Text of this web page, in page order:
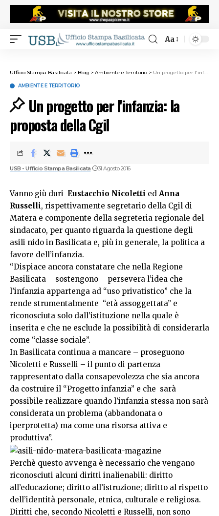
Aa
Ufficio Stampa Basilicata > Blog > Ambiente e Territorio > Un progetto per l'infanzia: la proposta della Cgil
AMBIENTE E TERRITORIO
Un progetto per l'infanzia: la
proposta della Cgil
USB - Ufficio Stampa Basilicata 31 Agosto 2016
Vanno giù duri Eustacchio Nicoletti ed Anna
Russelli, rispettivamente segretario della Cgil di
Matera e componente della segreteria regionale del
sindacato, per quanto riguarda la questione degli
asili nido in Basilicata e, più in generale, la politica a
favore dell’infanzia.
“Dispiace ancora constatare che nella Regione
Basilicata – sostengono – persevera l’idea che
l’infanzia appartenga ad “uso privatistico” che la
rende strumentalmente “età assoggettata” e
riconosciuta solo dall’istituzione nella quale è
inserita e che ne esclude la possibilità di considerarla
come “classe sociale”.
In Basilicata continua a mancare – proseguono
Nicoletti e Russelli – il punto di partenza
rappresentato dalla consapevolezza che sia ancora
da costruire il “Progetto infanzia” e che sarà
possibile realizzare quando l’infanzia stessa non sarà
considerata un problema (abbandonata o
iperprotetta) ma come una risorsa attiva e
produttiva”.
Perchè questo avvenga è necessario che vengano
riconosciuti alcuni diritti inalienabili: diritto
all’educazione; diritto all’istruzione; diritto al rispetto
dell’identità personale, etnica, culturale e religiosa.
Diritti che, secondo Nicoletti e Russelli, non sono